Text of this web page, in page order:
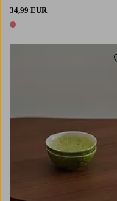
34,99 EUR
1 väri